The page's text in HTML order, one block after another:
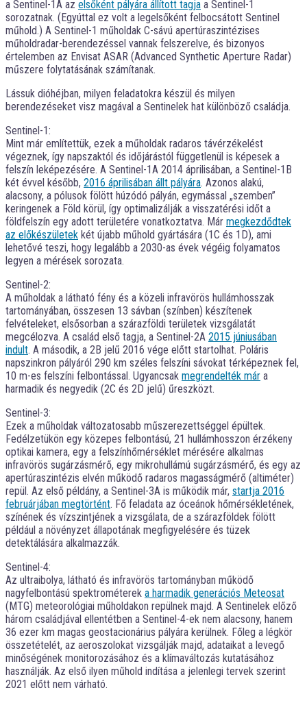
a Sentinel-1A az elsőként pályára állított tagja a Sentinel-1
sorozatnak. (Egyúttal ez volt a legelsőként felbocsátott Sentinel
műhold.) A Sentinel-1 műholdak C-sávú apertúraszintézises
műholdradar-berendezéssel vannak felszerelve, és bizonyos
értelemben az Envisat ASAR (Advanced Synthetic Aperture Radar)
műszere folytatásának számítanak.
Lássuk dióhéjban, milyen feladatokra készül és milyen
berendezéseket visz magával a Sentinelek hat különböző családja.
Sentinel-1:
Mint már említettük, ezek a műholdak radaros távérzékelést
végeznek, így napszaktól és időjárástól függetlenül is képesek a
felszín leképezésére. A Sentinel-1A 2014 áprilisában, a Sentinel-1B
két évvel később, 2016 áprilisában állt pályára. Azonos alakú,
alacsony, a pólusok fölött húzódó pályán, egymással „szemben”
keringenek a Föld körül, így optimalizálják a visszatérési időt a
földfelszín egy adott területére vonatkoztatva. Már megkezdődtek
az előkészületek két újabb műhold gyártására (1C és 1D), ami
lehetővé teszi, hogy legalább a 2030-as évek végéig folyamatos
legyen a mérések sorozata.
Sentinel-2:
A műholdak a látható fény és a közeli infravörös hullámhosszak
tartományában, összesen 13 sávban (színben) készítenek
felvételeket, elsősorban a szárazföldi területek vizsgálatát
megcélozva. A család első tagja, a Sentinel-2A 2015 júniusában
indult. A második, a 2B jelű 2016 vége előtt startolhat. Poláris
napszinkron pályáról 290 km széles felszíni sávokat térképeznek fel,
10 m-es felszíni felbontással. Ugyancsak megrendelték már a
harmadik és negyedik (2C és 2D jelű) űreszközt.
Sentinel-3:
Ezek a műholdak változatosabb műszerezettséggel épültek.
Fedélzetükön egy közepes felbontású, 21 hullámhosszon érzékeny
optikai kamera, egy a felszínhőmérséklet mérésére alkalmas
infravörös sugárzásmérő, egy mikrohullámú sugárzásmérő, és egy az
apertúraszintézis elvén működő radaros magasságmérő (altiméter)
repül. Az első példány, a Sentinel-3A is működik már, startja 2016
februárjában megtörtént. Fő feladata az óceánok hőmérsékletének,
színének és vízszintjének a vizsgálata, de a szárazföldek fölött
például a növényzet állapotának megfigyelésére és tüzek
detektálására alkalmazzák.
Sentinel-4:
Az ultraibolya, látható és infravörös tartományban működő
nagyfelbontású spektrométerek a harmadik generációs Meteosat
(MTG) meteorológiai műholdakon repülnek majd. A Sentinelek előző
három családjával ellentétben a Sentinel-4-ek nem alacsony, hanem
36 ezer km magas geostacionárius pályára kerülnek. Főleg a légkör
összetételét, az aeroszolokat vizsgálják majd, adataikat a levegő
minőségének monitorozásához és a klímaváltozás kutatásához
használják. Az első ilyen műhold indítása a jelenlegi tervek szerint
2021 előtt nem várható.